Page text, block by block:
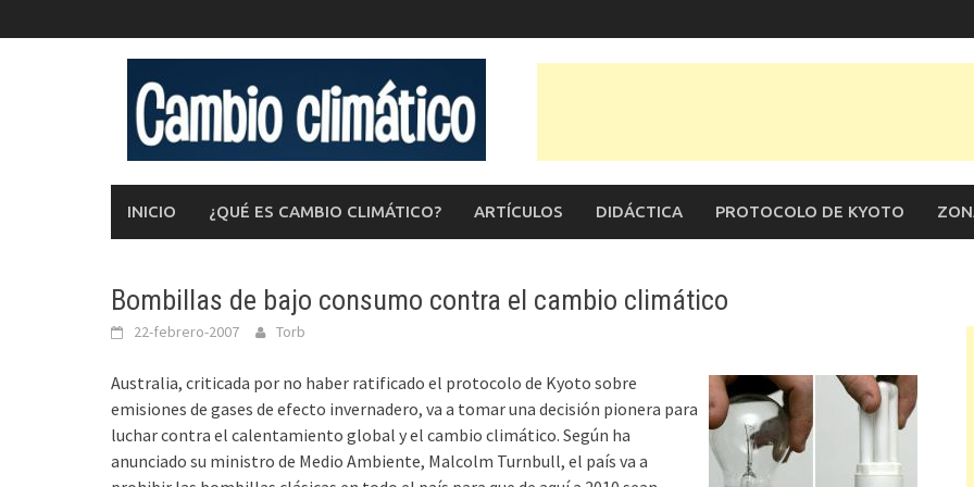
al
INICIO ¿QUÉ ES CAMBIO CLIMÁTICO? ARTÍCULOS DIDÁCTICA PROTOCOLO DE KYOTO
Bombillas de bajo consumo contra el cambio climático
22-febrero-2007 Torb
Australia, criticada por no haber ratificado el protocolo de Kyoto sobre
emisiones de gases de efecto invernadero, va a tomar una decisión pionera para
luchar contra el calentamiento global y el cambio climático. Según ha
anunciado su ministro de Medio Ambiente, Malcolm Turnbull, el país va a